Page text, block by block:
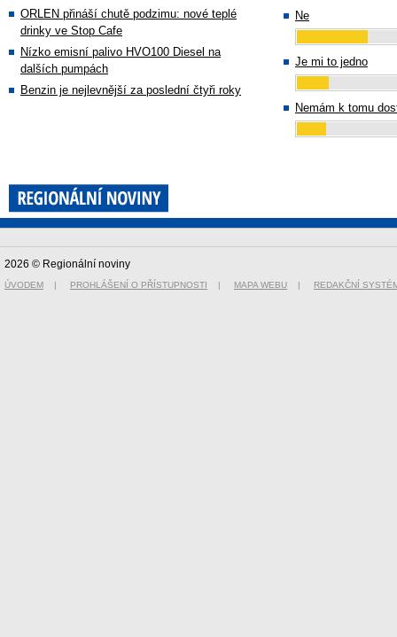
ORLEN přináší chutě podzimu: nové teplé
drinky ve Stop Cafe
Nízko emisní palivo HVO100 Diesel na
dalších pumpách
Benzin je nejlevnější za poslední čtyři roky
Ne
Je mi to jedno
Nemám k tomu
2026 © Regionální noviny
ÚVODEM | PROHLÁŠENÍ O PŘÍSTUPNOSTI | MAPA WEBU | REDAKČNÍ